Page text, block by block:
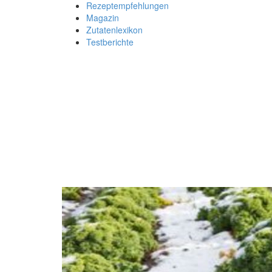
Rezeptempfehlungen
Magazin
Zutatenlexikon
Testberichte